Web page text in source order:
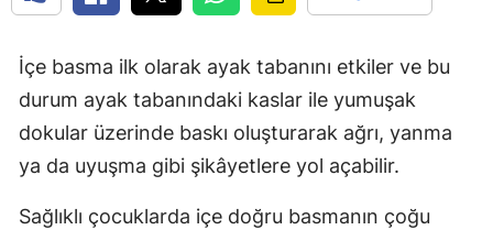
İçe basma ilk olarak ayak tabanını etkiler ve bu
durum ayak tabanındaki kaslar ile yumuşak
dokular üzerinde baskı oluşturarak ağrı, yanma
ya da uyuşma gibi şikâyetlere yol açabilir.
Sağlıklı çocuklarda içe doğru basmanın çoğu